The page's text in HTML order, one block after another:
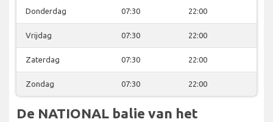
Donderdag 07:30 22:00
Vrijdag 07:30 22:00
Zaterdag 07:30 22:00
Zondag 07:30 22:00
De NATIONAL balie van het